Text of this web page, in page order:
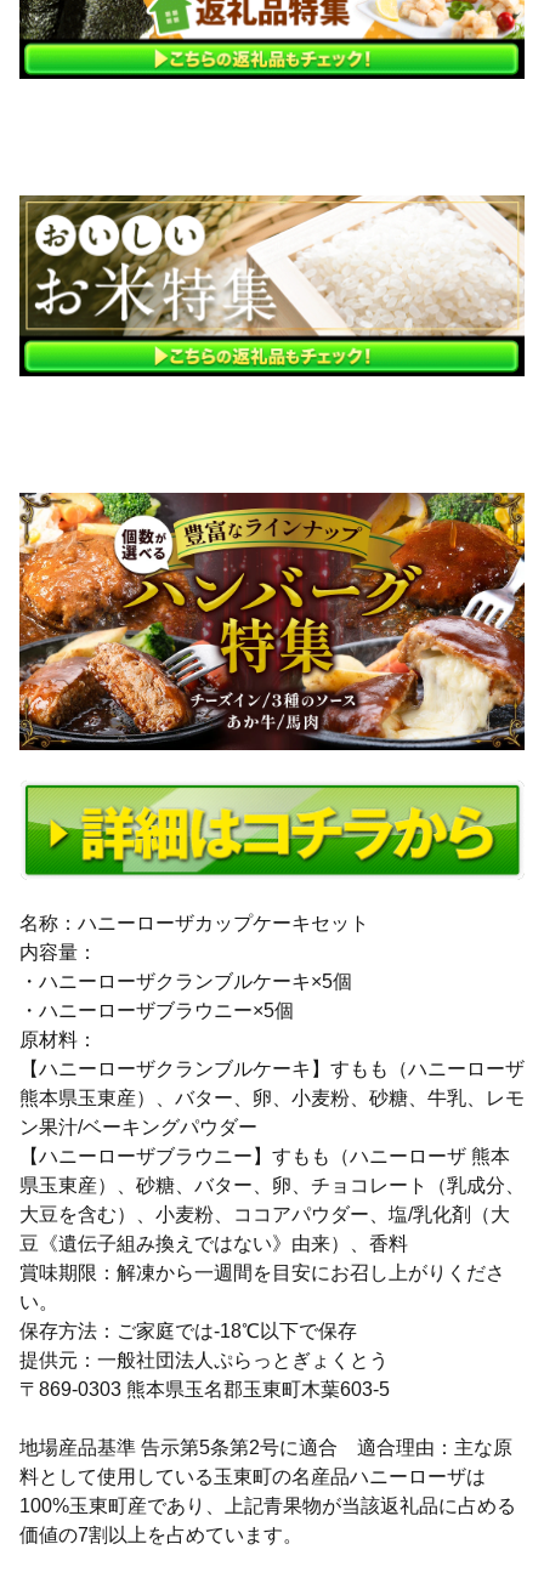
名称：ハニーローザカップケーキセット
内容量：
・ハニーローザクランブルケーキ×5個
・ハニーローザブラウニー×5個
原材料：
【ハニーローザクランブルケーキ】すもも（ハニーローザ
熊本県玉東産）、バター、卵、小麦粉、砂糖、牛乳、レモ
ン果汁/ベーキングパウダー
【ハニーローザブラウニー】すもも（ハニーローザ 熊本
県玉東産）、砂糖、バター、卵、チョコレート（乳成分、
大豆を含む）、小麦粉、ココアパウダー、塩/乳化剤（大
豆《遺伝子組み換えではない》由来）、香料
賞味期限：解凍から一週間を目安にお召し上がりくださ
い。
保存方法：ご家庭では-18℃以下で保存
提供元：一般社団法人ぷらっとぎょくとう
〒869-0303 熊本県玉名郡玉東町木葉603-5
地場産品基準 告示第5条第2号に適合 適合理由：主な原
料として使用している玉東町の名産品ハニーローザは
100%玉東町産であり、上記青果物が当該返礼品に占める
価値の7割以上を占めています。